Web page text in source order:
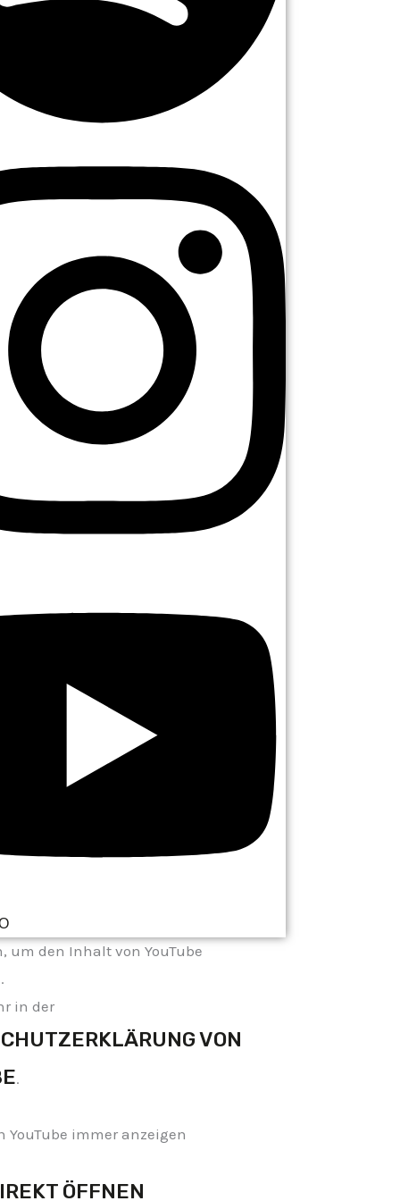
um den Inhalt von YouTube
in der
VON
.
YouTube immer anzeigen
ÖFFNEN